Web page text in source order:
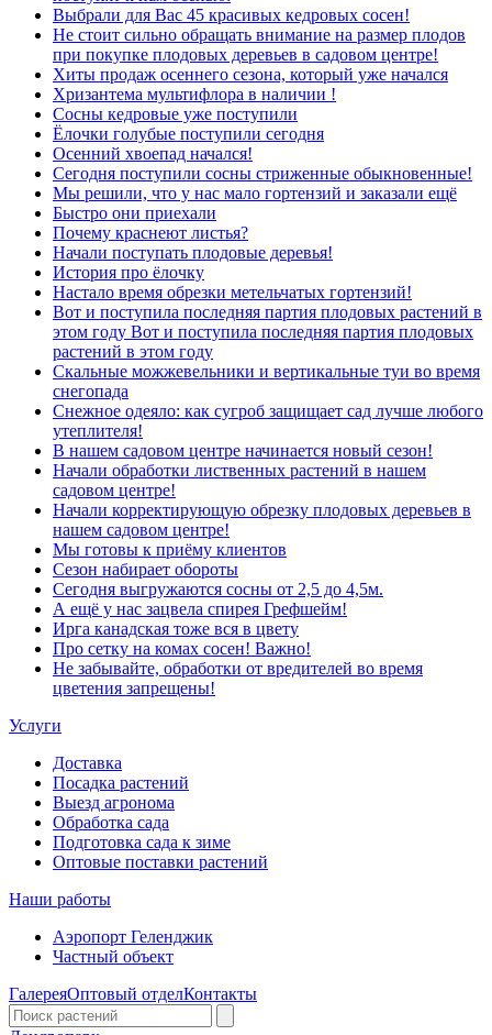
Выбрали для Вас 45 красивых кедровых сосен!
Не стоит сильно обращать внимание на размер плодов
при покупке плодовых деревьев в садовом центре!
Хиты продаж осеннего сезона, который уже начался
Хризантема мультифлора в наличии !
Сосны кедровые уже поступили
Ёлочки голубые поступили сегодня
Осенний хвоепад начался!
Сегодня поступили сосны стриженные обыкновенные!
Мы решили, что у нас мало гортензий и заказали ещё
Быстро они приехали
Почему краснеют листья?
Начали поступать плодовые деревья!
История про ёлочку
Настало время обрезки метельчатых гортензий!
Вот и поступила последняя партия плодовых растений в
этом году Вот и поступила последняя партия плодовых
растений в этом году
Скальные можжевельники и вертикальные туи во время
снегопада
Снежное одеяло: как сугроб защищает сад лучше любого
утеплителя!
В нашем садовом центре начинается новый сезон!
Начали обработки лиственных растений в нашем
садовом центре!
Начали корректирующую обрезку плодовых деревьев в
нашем садовом центре!
Мы готовы к приёму клиентов
Сезон набирает обороты
Сегодня выгружаются сосны от 2,5 до 4,5м.
А ещё у нас зацвела спирея Грефшейм!
Ирга канадская тоже вся в цвету
Про сетку на комах сосен! Важно!
Не забывайте, обработки от вредителей во время
цветения запрещены!
Услуги
Доставка
Посадка растений
Выезд агронома
Обработка сада
Подготовка сада к зиме
Оптовые поставки растений
Наши работы
Аэропорт Геленджик
Частный объект
ГалереяОптовый отделКонтакты